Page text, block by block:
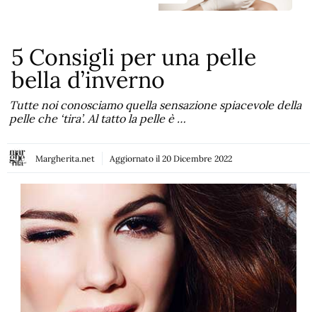
5 Consigli per una pelle
bella d’inverno
Tutte noi conosciamo quella sensazione spiacevole della
pelle che ‘tira’. Al tatto la pelle è …
Margherita.net Aggiornato il 20 Dicembre 2022